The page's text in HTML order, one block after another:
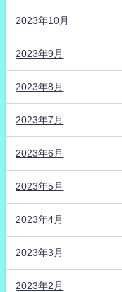
2023年10月
2023年9月
2023年8月
2023年7月
2023年6月
2023年5月
2023年4月
2023年3月
2023年2月